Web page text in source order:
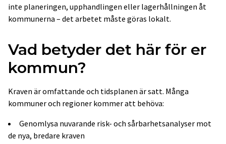
inte planeringen, upphandlingen eller lagerhållningen åt
kommunerna – det arbetet måste göras lokalt.
Vad betyder det här för er
kommun?
Kraven är omfattande och tidsplanen är satt. Många
kommuner och regioner kommer att behöva:
Genomlysa nuvarande risk- och sårbarhetsanalyser mot
de nya, bredare kraven